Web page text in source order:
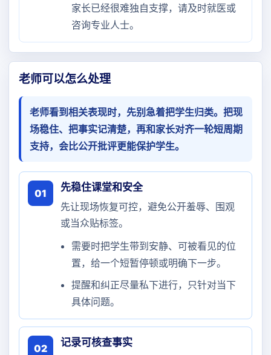
家长已经很难独自支撑，请及时就医或
咨询专业人士。
老师可以怎么处理
老师看到相关表现时，先别急着把学生归类。把现
场稳住、把事实记清楚，再和家长对齐一轮短周期
支持，会比公开批评更能保护学生。
01
先稳住课堂和安全
先让现场恢复可控，避免公开羞辱、围观
或当众贴标签。
需要时把学生带到安静、可被看见的位
置，给一个短暂停顿或明确下一步。
提醒和纠正尽量私下进行，只针对当下
具体问题。
02
记录可核查事实